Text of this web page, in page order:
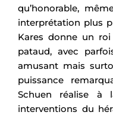
qu’honorable,
interprétation plus
Kares donne un
pataud, avec
amusant mais
puissance
Schuen réalise à
interventions du